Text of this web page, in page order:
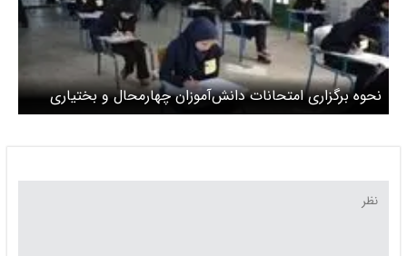
نحوه برگزاری امتحانات دانش‌آموزان چهارمحال و بختیاری
اعلام شد